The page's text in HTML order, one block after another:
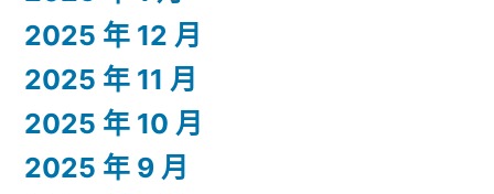
2025 年 12 月
2025 年 11 月
2025 年 10 月
2025 年 9 月